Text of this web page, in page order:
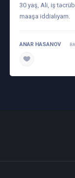
30 yaş, Ali, iş
maaşa iddialıyam.
ANAR HASANOV